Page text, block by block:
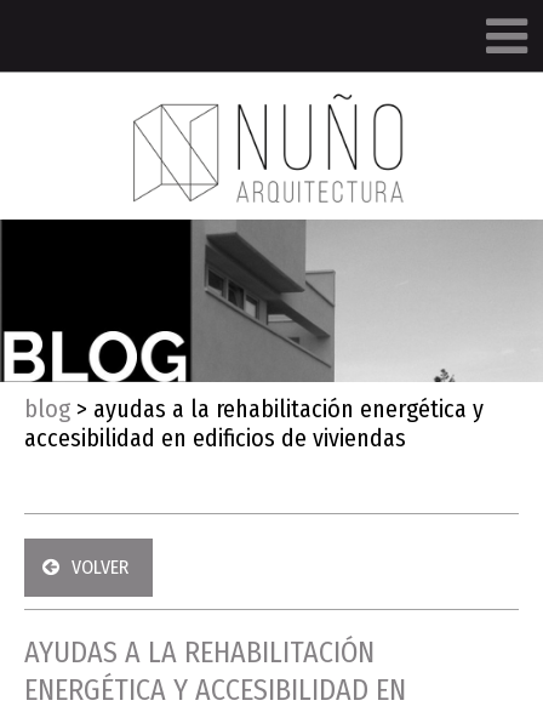
blog > ayudas a la rehabilitación energética y
accesibilidad en edificios de viviendas
VOLVER
AYUDAS A LA REHABILITACIÓN
ENERGÉTICA Y ACCESIBILIDAD EN